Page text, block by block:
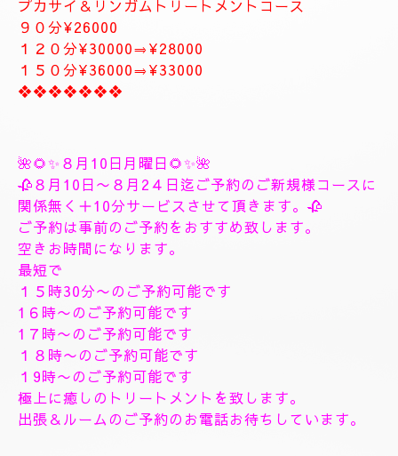
🥀🌹新しいコース🥀🌹
🥀８月のおすすめコースになります。🥀
８月６日からの新しいコース一番おすすめ致します。
🥀ラグジュアリーダブルセラピストコース🥀
ダブルセラピストコースで日頃の疲れた身体を心ゆく
全身極上リンパドレナージュトリートメント致しま
す、フィシャルマッサージパックよむぎ蒸しトリート
メント、ヘッドスパマッサージパック、ソルトトリー
トメント致します、指圧足つぼリフレクソロジージャ
プカサイ＆リンガムトリートメントコース
９０分¥26000
１２０分¥30000⇒¥28000
１５０分¥36000⇒¥33000
❖❖❖❖❖❖❖
🌺🌻✨８月10日月曜日 🌻✨🌺
🥀８月10日〜８月2４日迄ご予約のご新規様コースに